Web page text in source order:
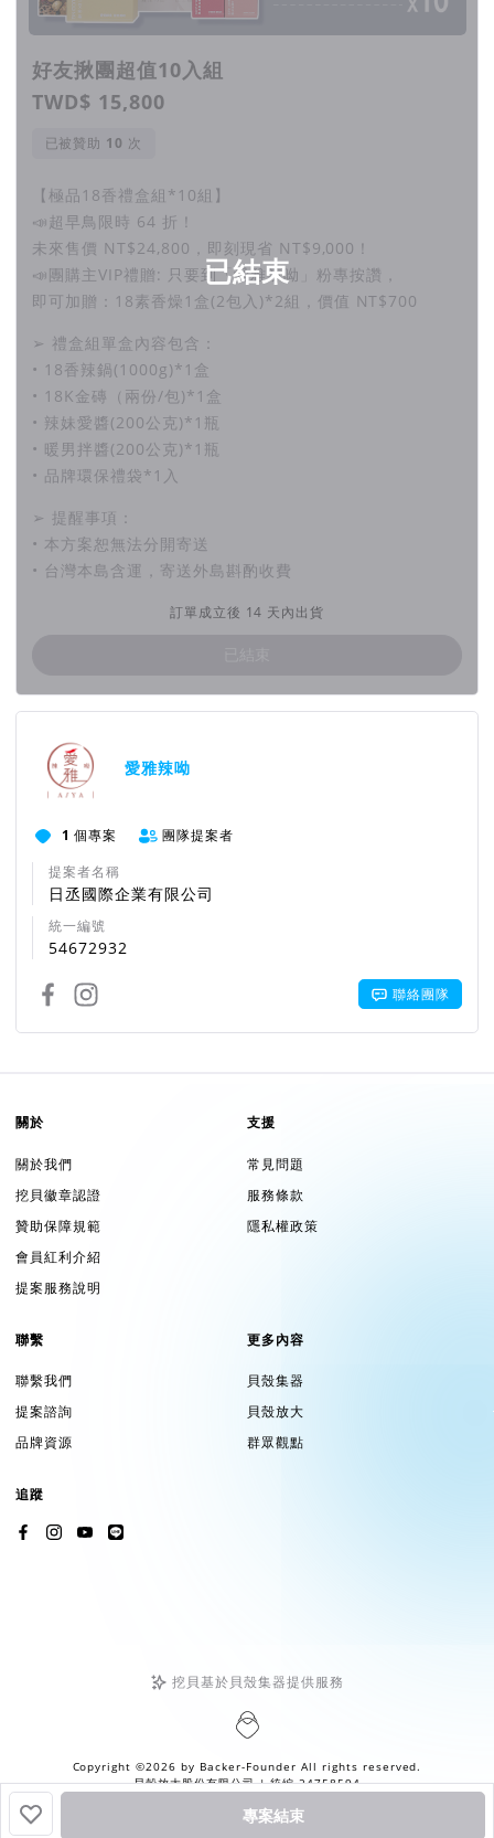
專案結束
愛雅辣呦
1 個專案
團隊提案者
提案者名稱
日丞國際企業有限公司
統一編號
54672932
聯絡團隊
已結束
好友揪團超值10入組
TWD$ 15,800
已被贊助 次
【極品18香禮盒組*10組】
📣超早鳥限時 64 折！
未來售價 NT$24,800，即刻現省 NT$9,000！
📣團購主VIP禮贈: 只要到「愛雅辣呦」粉專按讚，
即可加贈：18素香燥1盒(2包入)*2組，價值 NT$700
➢ 禮盒組單盒內容包含：
• 18香辣鍋(1000g)*1盒
• 18K金磚（兩份/包)*1盒
• 辣妹愛醬(200公克)*1瓶
• 暖男拌醬(200公克)*1瓶
• 品牌環保禮袋*1入
➢ 提醒事項：
• 本方案恕無法分開寄送
• 台灣本島含運，寄送外島斟酌收費
訂單成立後 14 天內出貨
關於
關於我們
挖貝徽章認證
贊助保障規範
會員紅利介紹
提案服務說明
支援
常見問題
服務條款
隱私權政策
聯繫
聯繫我們
提案諮詢
品牌資源
更多內容
貝殼集器
貝殼放大
群眾觀點
追蹤
挖貝基於貝殼集器提供服務
Copyright ©2026 by Backer-Founder All rights reserved.
貝殼放大股份有限公司| 統編 24758594